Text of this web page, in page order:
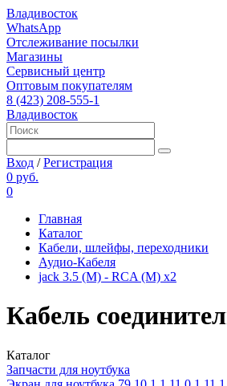
Владивосток
WhatsApp
Отслеживание посылки
Магазины
Сервисный центр
Оптовым покупателям
8 (423) 208-555-1
Владивосток
Вход /Регистрация
0 руб.
0
Главная
Каталог
Кабели, шлейфы, переходники
Аудио-Кабеля
jack 3.5 (M) - RCA (M) x2
Кабель
Каталог
Запчасти для ноутбука